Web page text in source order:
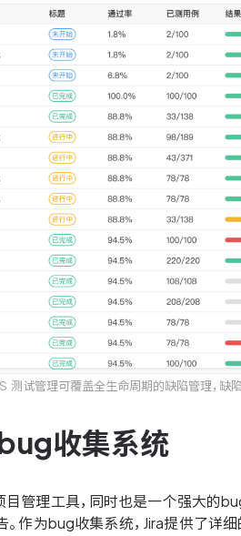
测试管理可覆盖全生命周期的缺陷管理，缺
收集系统
管理工具，同时也是一个强大的
作为bug收集系统，Jira提供了详